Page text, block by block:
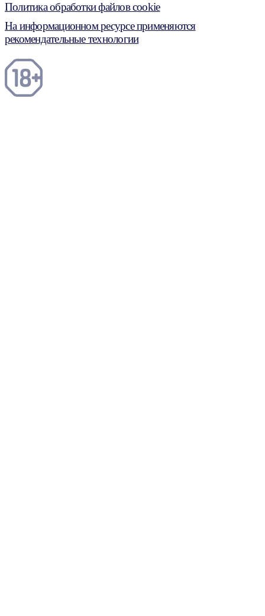
Политика обработки файлов cookie
На информационном ресурсе применяются
рекомендательные технологии